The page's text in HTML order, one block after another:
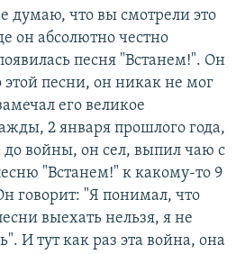
думаю, что вы смотрели это
он абсолютно честно
песня "Встанем!". Он
этой песни, он никак не мог
его великое
2 января прошлого года,
до войны, он сел, выпил чаю с
"Встанем!" к какому-то 9
говорит: "Я понимал, что
выехать нельзя, я не
И тут как раз эта война, она